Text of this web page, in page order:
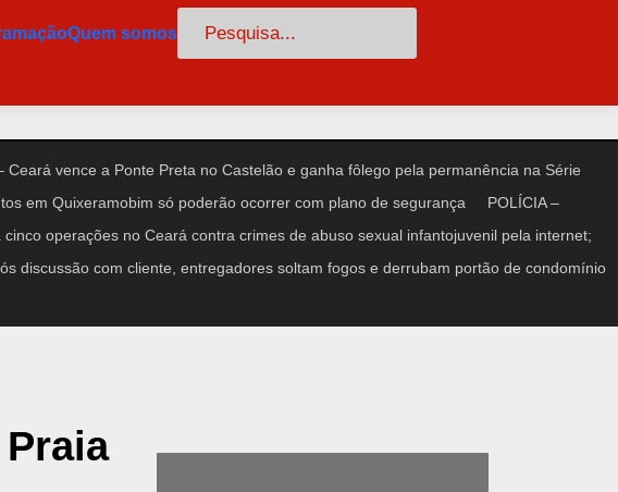
Quem somos Pesquisar
Ceará vence a Ponte Preta no Castelão e ganha fôlego pela permanência na Série
em Quixeramobim só poderão ocorrer com plano de segurança
POLÍCIA –
cinco operações no Ceará contra crimes de abuso sexual infantojuvenil pela internet;
discussão com cliente, entregadores soltam fogos e derrubam portão de condomínio